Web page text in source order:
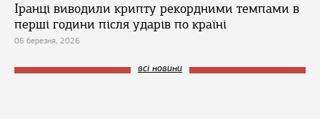
Іранці виводили крипту рекордними темпами в
перші години після ударів по країні
06 березня, 2026
всі новини